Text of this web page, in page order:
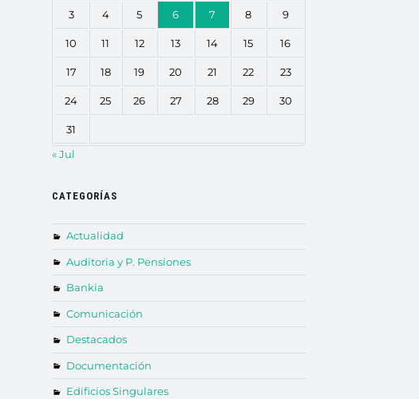
3 4 5 6 7 8 9
10 11 12 13 14 15 16
17 18 19 20 21 22 23
24 25 26 27 28 29 30
31
« Jul
CATEGORÍAS
Actualidad
Auditoria y P. Pensiones
Bankia
Comunicación
Destacados
Documentación
Edificios Singulares